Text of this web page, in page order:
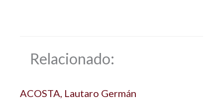
Relacionado:
ACOSTA, Lautaro Germán